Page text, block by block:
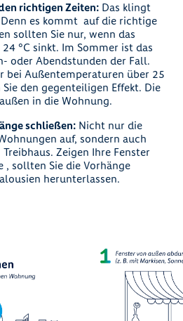
richtigen Zeiten: Das klingt
es kommt auf die richtige
sollten Sie nur, wenn das
°C sinkt. Im Sommer ist das
oder Abendstunden der Fall.
bei Außentemperaturen über 25
den gegenteiligen Effekt. Die
in die Wohnung.
schließen: Nicht nur die
auf, sondern auch
Zeigen Ihre Fenster
, sollten Sie die Vorhänge
herunterlassen.